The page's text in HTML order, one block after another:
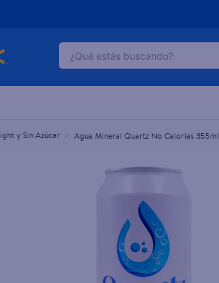
¿Qué estás buscando?
y Sin Azúcar Agua Mineral Quartz No Calorias 355ml
No Calorias 355ml
TÉRMINOS MÁS BUSCADOS
.
herbal essences
gillette venus
dove
pañales
aceite